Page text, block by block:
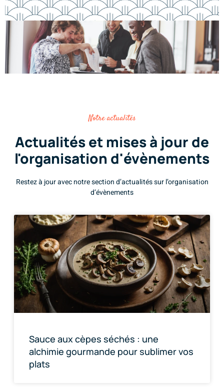
Notre actualités
Actualités et mises à jour de
l'organisation d'évènements
Restez à jour avec notre section d’actualités sur l’organisation
d’évènements
Sauce aux cèpes séchés : une
alchimie gourmande pour sublimer vos
plats